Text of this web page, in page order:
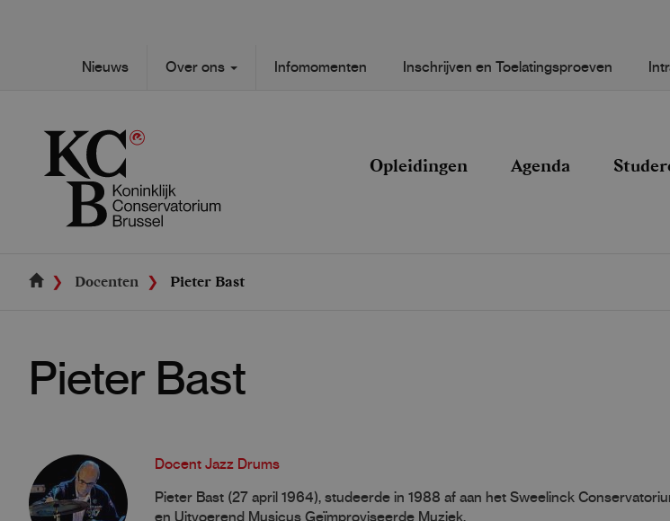
Secondary
navigation
Nieuws Over ons Infomomenten Inschrijven en Toelatingsproeven
navigation
Opleidingen Agenda
Docenten Pieter Bast
Pieter Bast
Docent Jazz Drums
Pieter Bast (27 april 1964), studeerde in 1988 af aan het Sweelinck
en Uitvoerend Musicus Geïmproviseerde Muziek.